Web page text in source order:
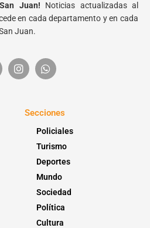
Juan! Noticias actualizadas al
en cada departamento y en cada
Juan.
Secciones
Policiales
Turismo
Deportes
Mundo
Sociedad
Política
Cultura